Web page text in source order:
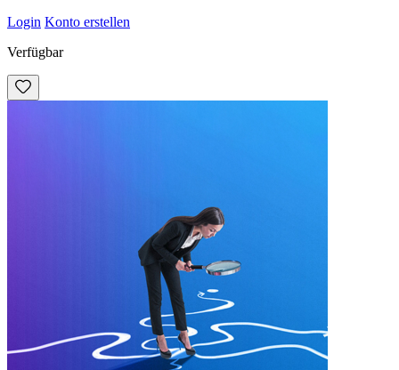
Login Konto erstellen
Verfügbar